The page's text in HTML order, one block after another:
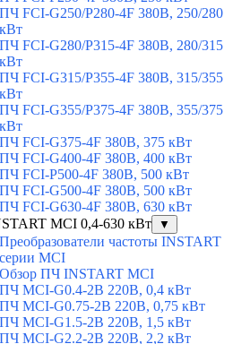
ПЧ FCI-G250/P280-4F 380В, 250/280
кВт
ПЧ FCI-G280/P315-4F 380В, 280/315
кВт
ПЧ FCI-G315/P355-4F 380В, 315/355
кВт
ПЧ FCI-G355/P375-4F 380В, 355/375
кВт
ПЧ FCI-G375-4F 380В, 375 кВт
ПЧ FCI-G400-4F 380В, 400 кВт
ПЧ FCI-P500-4F 380В, 500 кВт
ПЧ FCI-G500-4F 380В, 500 кВт
ПЧ FCI-G630-4F 380В, 630 кВт
MCI 0,4-630 кВт
▼
Преобразователи частоты INSTART
серии MCI
Обзор ПЧ INSTART MCI
ПЧ MCI-G0.4-2B 220В, 0,4 кВт
ПЧ MCI-G0.75-2B 220В, 0,75 кВт
ПЧ MCI-G1.5-2B 220В, 1,5 кВт
ПЧ MCI-G2.2-2B 220В, 2,2 кВт